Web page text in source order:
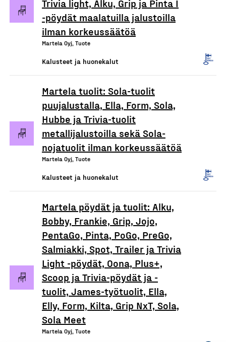
Trivia light, Alku, Grip ja Pinta I
-pöydät maalatuilla jalustoilla
ilman korkeussäätöä
Martela Oyj, Tuote
Kalusteet ja huonekalut
Martela tuolit: Sola-tuolit
puujalustalla, Ella, Form, Sola,
Hubbe ja Trivia-tuolit
metallijalustoilla sekä Sola-
nojatuolit ilman korkeussäätöä
Martela Oyj, Tuote
Kalusteet ja huonekalut
Martela pöydät ja tuolit: Alku,
Bobby, Frankie, Grip, Jojo,
PentaGo, Pinta, PoGo, PreGo,
Salmiakki, Spot, Trailer ja Trivia
Light -pöydät, Oona, Plus+,
Scoop ja Trivia-pöydät ja -
tuolit, James-työtuolit, Ella,
Elly, Form, Kilta, Grip NxT, Sola,
Sola Meet
Martela Oyj, Tuote